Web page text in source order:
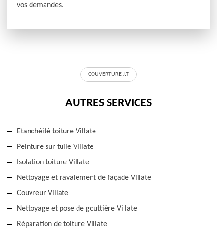
vos demandes.
COUVERTURE J.T
AUTRES SERVICES
Etanchéité toiture Villate
Peinture sur tuile Villate
Isolation toiture Villate
Nettoyage et ravalement de façade Villate
Couvreur Villate
Nettoyage et pose de gouttière Villate
Réparation de toiture Villate